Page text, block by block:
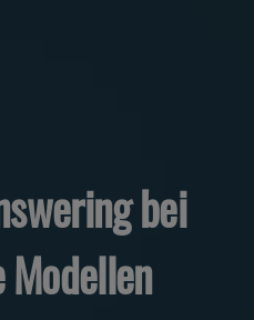
bei
Modellen